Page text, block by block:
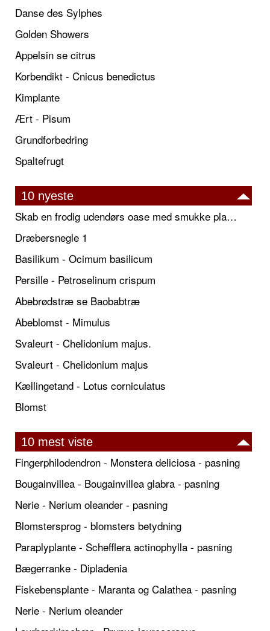
Danse des Sylphes
Golden Showers
Appelsin se citrus
Korbendikt - Cnicus benedictus
Kimplante
Ært - Pisum
Grundforbedring
Spaltefrugt
10 nyeste
Skab en frodig udendørs oase med smukke plantekrukker og elegante espalier
Dræbersnegle 1
Basilikum - Ocimum basilicum
Persille - Petroselinum crispum
Abebrødstræ se Baobabtræ
Abeblomst - Mimulus
Svaleurt - Chelidonium majus.
Svaleurt - Chelidonium majus
Kællingetand - Lotus corniculatus
Blomst
10 mest viste
Fingerphilodendron - Monstera deliciosa - pasning
Bougainvillea - Bougainvillea glabra - pasning
Nerie - Nerium oleander - pasning
Blomstersprog - blomsters betydning
Paraplyplante - Schefflera actinophylla - pasning
Bægerranke - Dipladenia
Fiskebensplante - Maranta og Calathea - pasning
Nerie - Nerium oleander